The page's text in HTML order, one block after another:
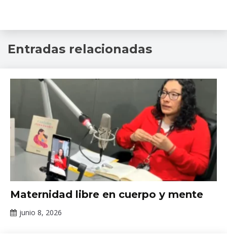
internacional,
Lara,
reconocimiento
Salud
Mental
Entradas relacionadas
Noticias
Maternidad libre en cuerpo y mente
junio 8, 2026